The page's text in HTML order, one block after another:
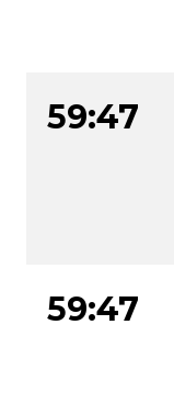
59:47
59:47